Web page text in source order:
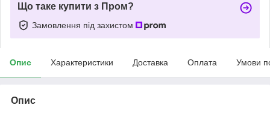
Що таке купити з Пром?
Замовлення під захистом
Опис Характеристики Доставка Оплата Умови
Опис